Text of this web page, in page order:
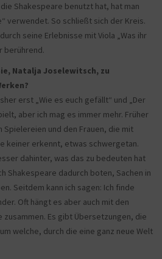
Shakespeare benutzt hat, hat man
verwendet. So schließt sich der Kreis.
seine Erlebnisse mit Viola „Was ihr
berührend.
Natalja Joselewitsch, zu
erst „Wie es euch gefällt“ und „Der
aber ich mag es immer mehr. Früher
Spielereien und den Frauen, die mit
keiner erkennt, etwas schwergetan.
dahinter, was das zu bedeuten hat
Shakespeare dadurch boten, Sachen in
Seitdem kann ich sagen: Ich finde
Oft hängt es aber auch mit den
Es gibt Übersetzungen, die
welche, durch die eine ganz neue Welt